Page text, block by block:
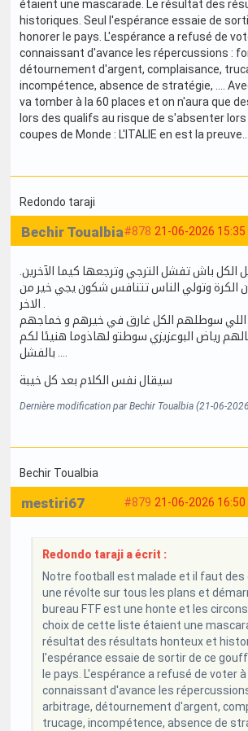
étaient une mascarade. Le résultat des
historiques. Seul l'espérance essaie de
honorer le pays. L'espérance a refusé de
connaissant d'avance les répercussions :
détournement d'argent, complaisance,
incompétence, absence de stratégie, ....
va tomber à la 60 places et on n'aura que
lors des qualifs au risque de s'absenter
coupes de Monde : L'ITALIE en est la preuve...
Redondo taraji
#878 21-06-2026 15:35
Bechir Toualbia
الكل باش تفشل الترجي وترجعها كيما الآخرين.
وتولي الناس تتنافس شكون يجي خير من
الاخر .
اللي سوطلهم الكل غارق في خيرهم و خماجهم
رياض البوعزيزي سوطتو لهاذوما هنيئا لكم
بالفشل ....
سيقال نفس الكلام بعد كل خيبة
Dernière modification par Bechir Toualbia (21-06-
Bechir Toualbia
#879 21-06-2026 16:50
mestiri67
Redondo taraji a écrit :
Notre football est malade et il faut des
une révolte sur tous les plans et
bureau FTF est une honte et les
choix de cette liste étaient une
résultat des résultats honteux et
l'espérance essaie de sortir de ce
le pays. L'espérance a refusé de voter
connaissant d'avance les
arbitrage, détournement d'argent,
trucage, incompétence, absence de